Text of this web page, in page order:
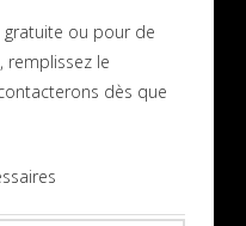
gratuite ou pour de
remplissez le
dès que